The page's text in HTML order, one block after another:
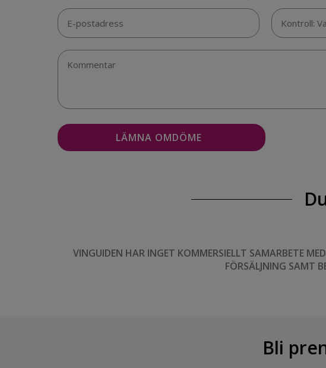
VINGUIDEN HAR INGET KOMMERSIELLT SAMARBETE
FÖRSÄLJNING SAMT
Bli